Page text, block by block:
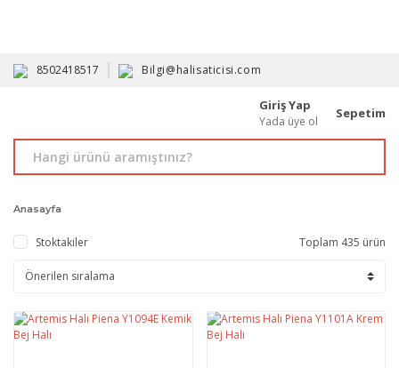
8502418517 Bilgi@halisaticisi.com
Giriş Yap
Yada üye ol
Sepetim
Anasayfa
Stoktakiler Toplam 435 ürün